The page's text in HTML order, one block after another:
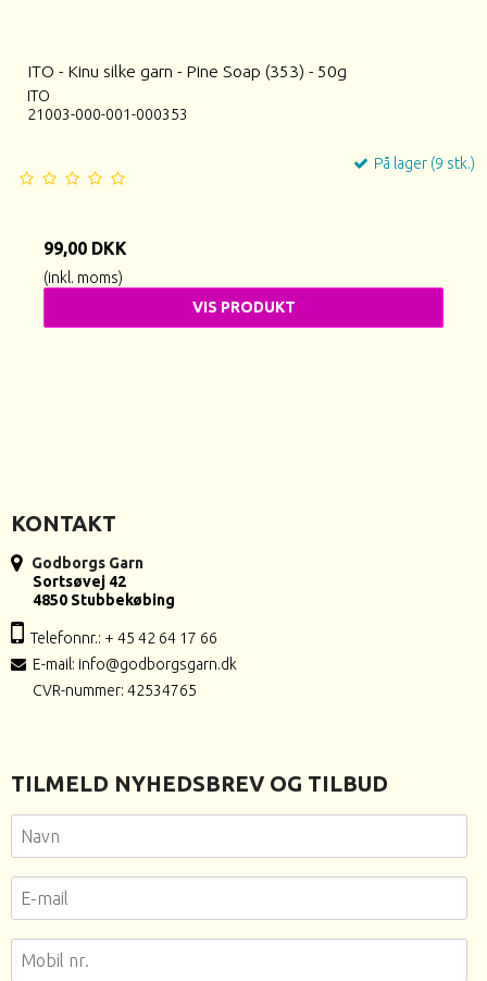
ITO - Kinu silke garn - Pine Soap (353) - 50g
ITO
21003-000-001-000353
På lager (9 stk.)
99,00 DKK
(inkl. moms)
VIS PRODUKT
KONTAKT
Godborgs Garn
Sortsøvej 42
4850 Stubbekøbing
Telefonnr.: + 45 42 64 17 66
E-mail: info@godborgsgarn.dk
CVR-nummer: 42534765
TILMELD NYHEDSBREV OG TILBUD